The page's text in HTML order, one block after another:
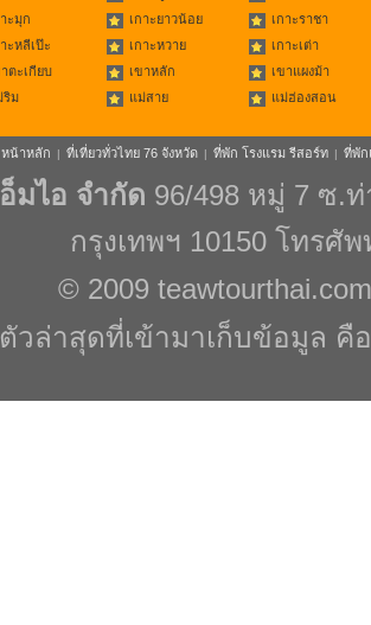
ะมุก
เกาะยาวน้อย
เกาะราชา
ะหลีเป๊ะ
เกาะหวาย
เกาะเต่า
าตะเกียบ
เขาหลัก
เขาแผงม้า
ริม
แม่สาย แม่ฮ่องสอน
หน้าหลัก | ที่เที่ยวทั่วไทย 76 จังหวัด | ที่พัก โรงแรม รีสอร์ท | ที่พัก
มไอ จำกัด 96/498 หมู่ 7 ซ.
กรุงเทพฯ 10150 โทรศั
© 2009 teawtourthai.com
วล่าสุดที่เข้ามาเก็บข้อมูล คือ